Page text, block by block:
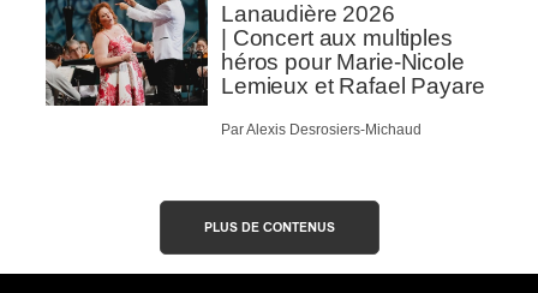
Lanaudière 2026
| Concert aux multiples
héros pour Marie-Nicole
Lemieux et Rafael Payare
Par Alexis Desrosiers-Michaud
PLUS DE CONTENUS